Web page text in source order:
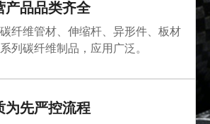
产品品类齐全
纤维管材、伸缩杆、异形件、板材
列碳纤维制品，应用广泛。
为先严控流程